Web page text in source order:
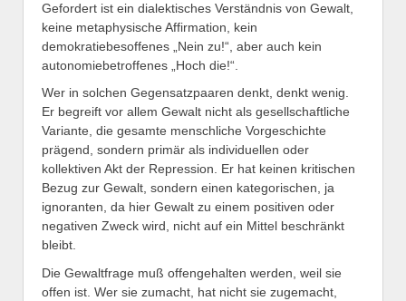
Gefordert ist ein dialektisches Verständnis von Gewalt,
keine metaphysische Affirmation, kein
demokratiebesoffenes „Nein zu!“, aber auch kein
autonomiebetroffenes „Hoch die!“.
Wer in solchen Gegensatzpaaren denkt, denkt wenig.
Er begreift vor allem Gewalt nicht als gesellschaftliche
Variante, die gesamte menschliche Vorgeschichte
prägend, sondern primär als individuellen oder
kollektiven Akt der Repression. Er hat keinen kritischen
Bezug zur Gewalt, sondern einen kategorischen, ja
ignoranten, da hier Gewalt zu einem positiven oder
negativen Zweck wird, nicht auf ein Mittel beschränkt
bleibt.
Die Gewaltfrage muß offengehalten werden, weil sie
offen ist. Wer sie zumacht, hat nicht sie zugemacht,